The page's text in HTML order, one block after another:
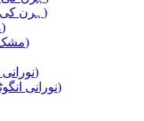
Hiran Ki Khal (ہرن کی کھال)
Miscellanious (متفرق)
Mushk-e-Nafa (مشک نافہ)
Nurani Payalay (نورانی پیالے)
Nurani Anghooti (نورانی انگوٹھی)